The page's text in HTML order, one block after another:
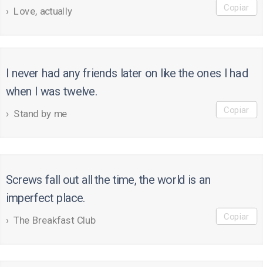
Love, actually Copiar
I never had any friends later on like the ones I had
when I was twelve.
Stand by me Copiar
Screws fall out all the time, the world is an
imperfect place.
The Breakfast Club Copiar